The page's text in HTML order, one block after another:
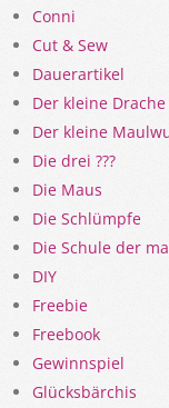
Conni
Cut & Sew
Dauerartikel
Der kleine Drache
Der kleine
Die drei ???
Die Maus
Die Schlümpfe
Die Schule der
DIY
Freebie
Freebook
Gewinnspiel
Glücksbärchis